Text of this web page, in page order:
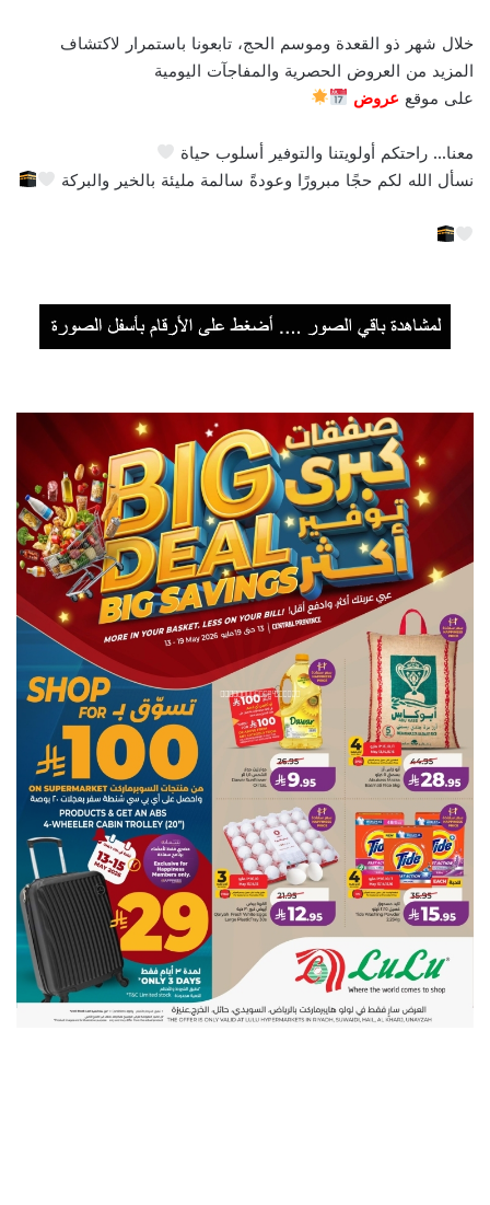
خلال شهر ذو القعدة وموسم الحج، تابعونا باستمرار لاكتشاف
المزيد من العروض الحصرية والمفاجآت اليومية
على موقع عروض
معنا… راحتكم أولويتنا والتوفير أسلوب حياة
نسأل الله لكم حجًا مبرورًا وعودةً سالمة مليئة بالخير والبركة